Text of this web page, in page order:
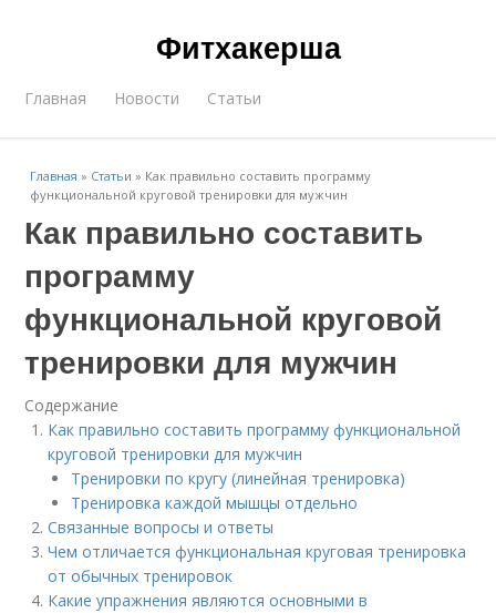
Фитхакерша
Главная Новости Статьи
Главная » Статьи » Как правильно составить программу
функциональной круговой тренировки для мужчин
Как правильно составить
программу
функциональной круговой
тренировки для мужчин
Содержание
Как правильно составить программу функциональной
круговой тренировки для мужчин
Тренировки по кругу (линейная тренировка)
Тренировка каждой мышцы отдельно
Связанные вопросы и ответы
Чем отличается функциональная круговая тренировка
от обычных тренировок
Какие упражнения являются основными в